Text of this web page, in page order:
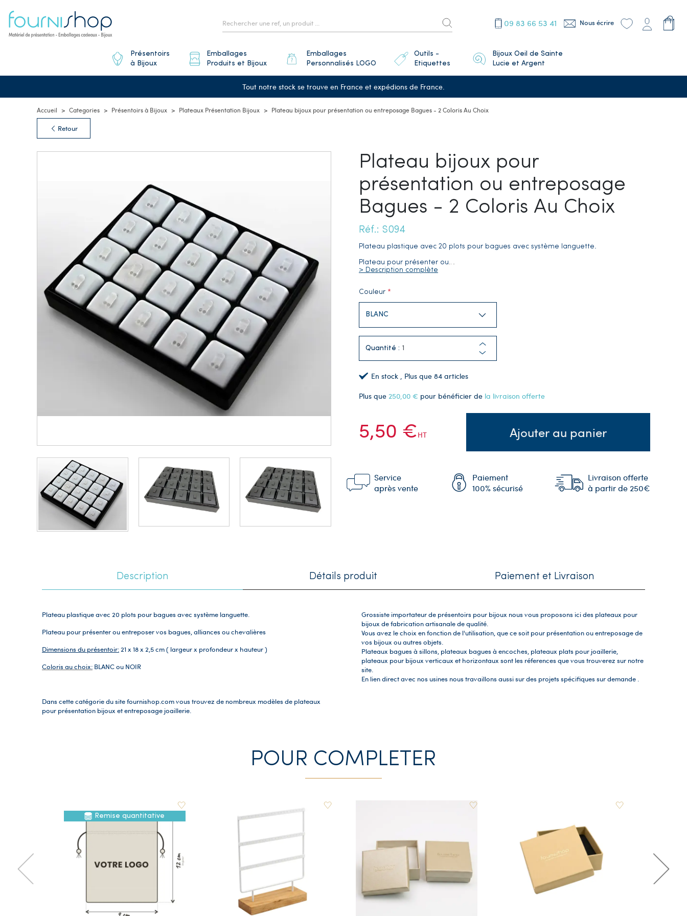
09 83 66 53 41 Nous écrire
Présentoirs
à Bijoux
Emballages
Produits et Bijoux
Emballages
Personnalisés LOGO
Outils -
Etiquettes
Bijoux Oeil de Sainte
Lucie et Argent
Tout notre stock se trouve en France et expédions de France.
Accueil Categories Présentoirs à Bijoux Plateaux Présentation Bijoux Plateau bijoux pour présentation ou entreposage Bagues - 2 Coloris Au Choix
Retour
Plateau bijoux pour
présentation ou entreposage
Bagues - 2 Coloris Au Choix
Réf.: S094
Plateau plastique avec 20 plots pour bagues avec système languette.
Plateau pour présenter ou…
> Description complète
Couleur
Quantité :
En stock , Plus que 84 articles
Plus que 250,00 € pour bénéficier de la livraison offerte
5,50 €HT Ajouter au panier
Service
après vente
Paiement
100% sécurisé
Livraison offerte
à partir de 250€
Description Détails produit Paiement et Livraison
Plateau plastique avec 20 plots pour bagues avec système languette.
Plateau pour présenter ou entreposer vos bagues, alliances ou chevalières
Dimensions du présentoir:21 x 18 x 2,5 cm ( largeur x profondeur x hauteur )
Coloris au choix: BLANC ou NOIR
Dans cette catégorie du site fournishop.com vous trouvez de nombreux modèles de plateaux
pour présentation bijoux et entreposage joaillerie.
Grossiste importateur de présentoirs pour bijoux nous vous proposons ici des plateaux pour
bijoux de fabrication artisanale de qualité.
Vous avez le choix en fonction de l'utilisation, que ce soit pour présentation ou entreposage de
vos bijoux ou autres objets.
Plateaux bagues à sillons, plateaux bagues à encoches, plateaux plats pour joaillerie,
plateaux pour bijoux verticaux et horizontaux sont les réferences que vous trouverez sur notre
site.
En lien direct avec nos usines nous travaillons aussi sur des projets spécifiques sur demande .
POUR COMPLETER
Remise quantitative